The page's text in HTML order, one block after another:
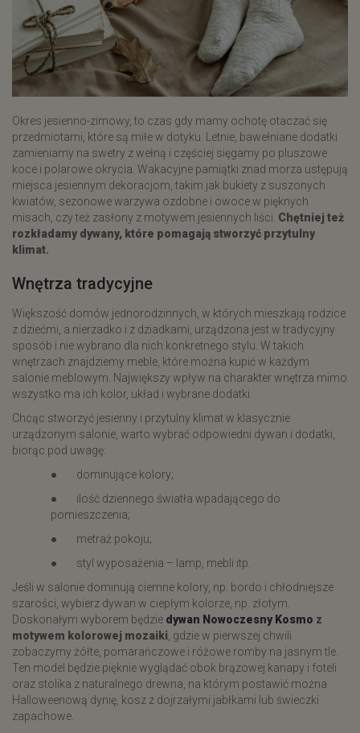
Okres jesienno-zimowy, to czas gdy mamy ochotę otaczać się
przedmiotami, które są miłe w dotyku. Letnie, bawełniane dodatki
zamieniamy na swetry z wełną i częściej sięgamy po pluszowe
koce i polarowe okrycia. Wakacyjne pamiątki znad morza ustępują
miejsca jesiennym dekoracjom, takim jak bukiety z suszonych
kwiatów, sezonowe warzywa ozdobne i owoce w pięknych
misach, czy też zasłony z motywem jesiennych liści. Chętniej też
rozkładamy dywany, które pomagają stworzyć przytulny
klimat.
Wnętrza tradycyjne
Większość domów jednorodzinnych, w których mieszkają rodzice
z dziećmi, a nierzadko i z dziadkami, urządzona jest w tradycyjny
sposób i nie wybrano dla nich konkretnego stylu. W takich
wnętrzach znajdziemy meble, które można kupić w każdym
salonie meblowym. Największy wpływ na charakter wnętrza mimo
wszystko ma ich kolor, układ i wybrane dodatki.
Chcąc stworzyć jesienny i przytulny klimat w klasycznie
urządzonym salonie, warto wybrać odpowiedni dywan i dodatki,
biorąc pod uwagę:
● dominujące kolory;
● ilość dziennego światła wpadającego do
pomieszczenia;
● metraż pokoju;
● styl wyposażenia – lamp, mebli itp.
Jeśli w salonie dominują ciemne kolory, np. bordo i chłodniejsze
szarości, wybierz dywan w ciepłym kolorze, np. złotym.
Doskonałym wyborem będzie dywan Nowoczesny Kosmo z
motywem kolorowej mozaiki , gdzie w pierwszej chwili
zobaczymy żółte, pomarańczowe i różowe romby na jasnym tle.
Ten model będzie pięknie wyglądać obok brązowej kanapy i foteli
oraz stolika z naturalnego drewna, na którym postawić można
Halloweenową dynię, kosz z dojrzałymi jabłkami lub świeczki
zapachowe.